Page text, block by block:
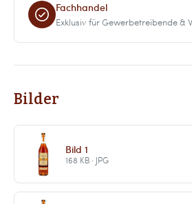
Fachhandel
Exklusiv für Gewerbetreibende &
Bilder
Bild 1
168 KB · JPG